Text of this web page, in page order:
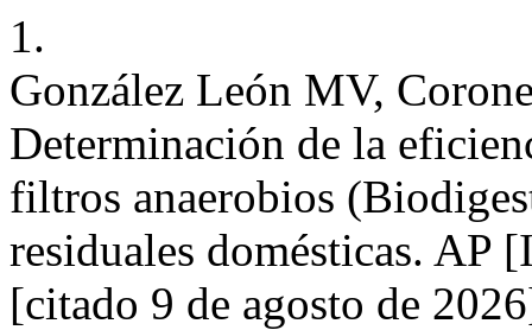
1.
González León MV,
Determinación de la
filtros anaerobios
residuales domésticas. AP
[citado 9 de agosto de